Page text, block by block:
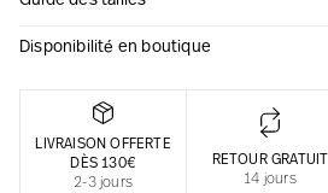
Une fabrication responsable en France
Disponibilité en boutique
LIVRAISON OFFERTE
DÈS 130€
2-3 jours
RETOUR GRATUIT
14 jours